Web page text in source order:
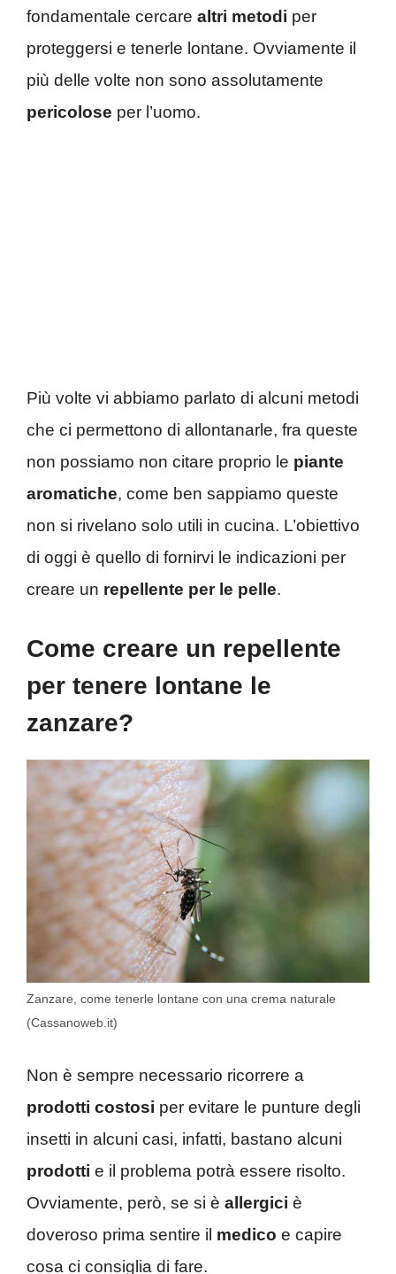
fondamentale cercare altri metodi per
proteggersi e tenerle lontane. Ovviamente il
più delle volte non sono assolutamente
pericolose per l’uomo.
Più volte vi abbiamo parlato di alcuni metodi
che ci permettono di allontanarle, fra queste
non possiamo non citare proprio le piante
aromatiche, come ben sappiamo queste
non si rivelano solo utili in cucina. L’obiettivo
di oggi è quello di fornirvi le indicazioni per
creare un repellente per le pelle.
Come creare un repellente
per tenere lontane le
zanzare?
Zanzare, come tenerle lontane con una crema naturale
(Cassanoweb.it)
Non è sempre necessario ricorrere a
prodotti costosi per evitare le punture degli
insetti in alcuni casi, infatti, bastano alcuni
prodotti e il problema potrà essere risolto.
Ovviamente, però, se si è allergici è
doveroso prima sentire il medico e capire
cosa ci consiglia di fare.